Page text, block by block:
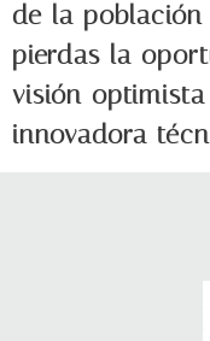
de la población
pierdas la
visión
innovadora